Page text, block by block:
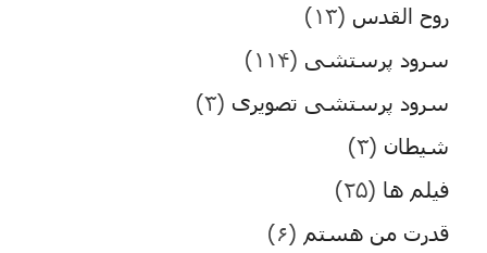
روح القدس (۱۳)
سرود پرستشی (۱۱۴)
سرود پرستشی تصویری (۳)
شیطان (۳)
فیلم ها (۲۵)
قدرت من هستم (۶)